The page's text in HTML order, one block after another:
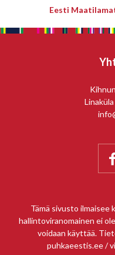
toetab Kihnu
abilisi, panustajaid ja
mudilasringil teoks
Eesti
Tämä sivusto ilmaisee
hallintoviranomainen ei
voidaan käyttää.
puhkaeestis.ee /